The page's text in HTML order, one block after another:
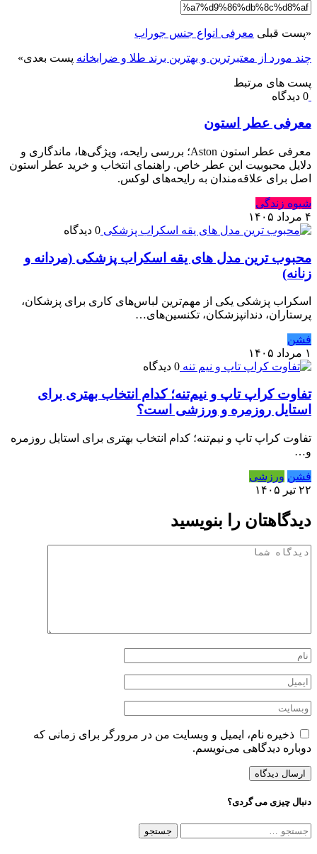
«پست قبلی معرفی انواع جنس جوراب
چند مورد از معتبرترین و بهترین برند طلا و ضرابخانه پست بعدی»
پست های مرتبط
0 دیدگاه
معرفی عطر استون
معرفی عطر استون Aston؛ بررسی رایحه، ویژگی‌ها، ماندگاری و
دلایل محبوبیت این عطر خاص. راهنمای انتخاب و خرید عطر استون
اصل برای علاقه‌مندان به رایحه‌های لوکس.
شیوه زندگی
۴ مرداد ۱۴۰۵
0 دیدگاه
محبوب ترین مدل های یقه اسکراب پزشکی (مردانه و
زنانه)
اسکراب پزشکی یکی از مهم‌ترین لباس‌های کاری برای پزشکان،
پرستاران، دندانپزشکان، تکنسین‌های…
فشن
۱ مرداد ۱۴۰۵
0 دیدگاه
تفاوت کراپ تاپ و نیم‌تنه؛ کدام انتخاب بهتری برای
استایل روزمره و ورزشی است؟
تفاوت کراپ تاپ و نیم‌تنه؛ کدام انتخاب بهتری برای استایل روزمره
و…
فشن ورزشی
۲۲ تیر ۱۴۰۵
دیدگاهتان را بنویسید
ذخیره نام، ایمیل و وبسایت من در مرورگر برای زمانی که
دوباره دیدگاهی می‌نویسم.
دنبال چیزی می گردی؟
جستجو